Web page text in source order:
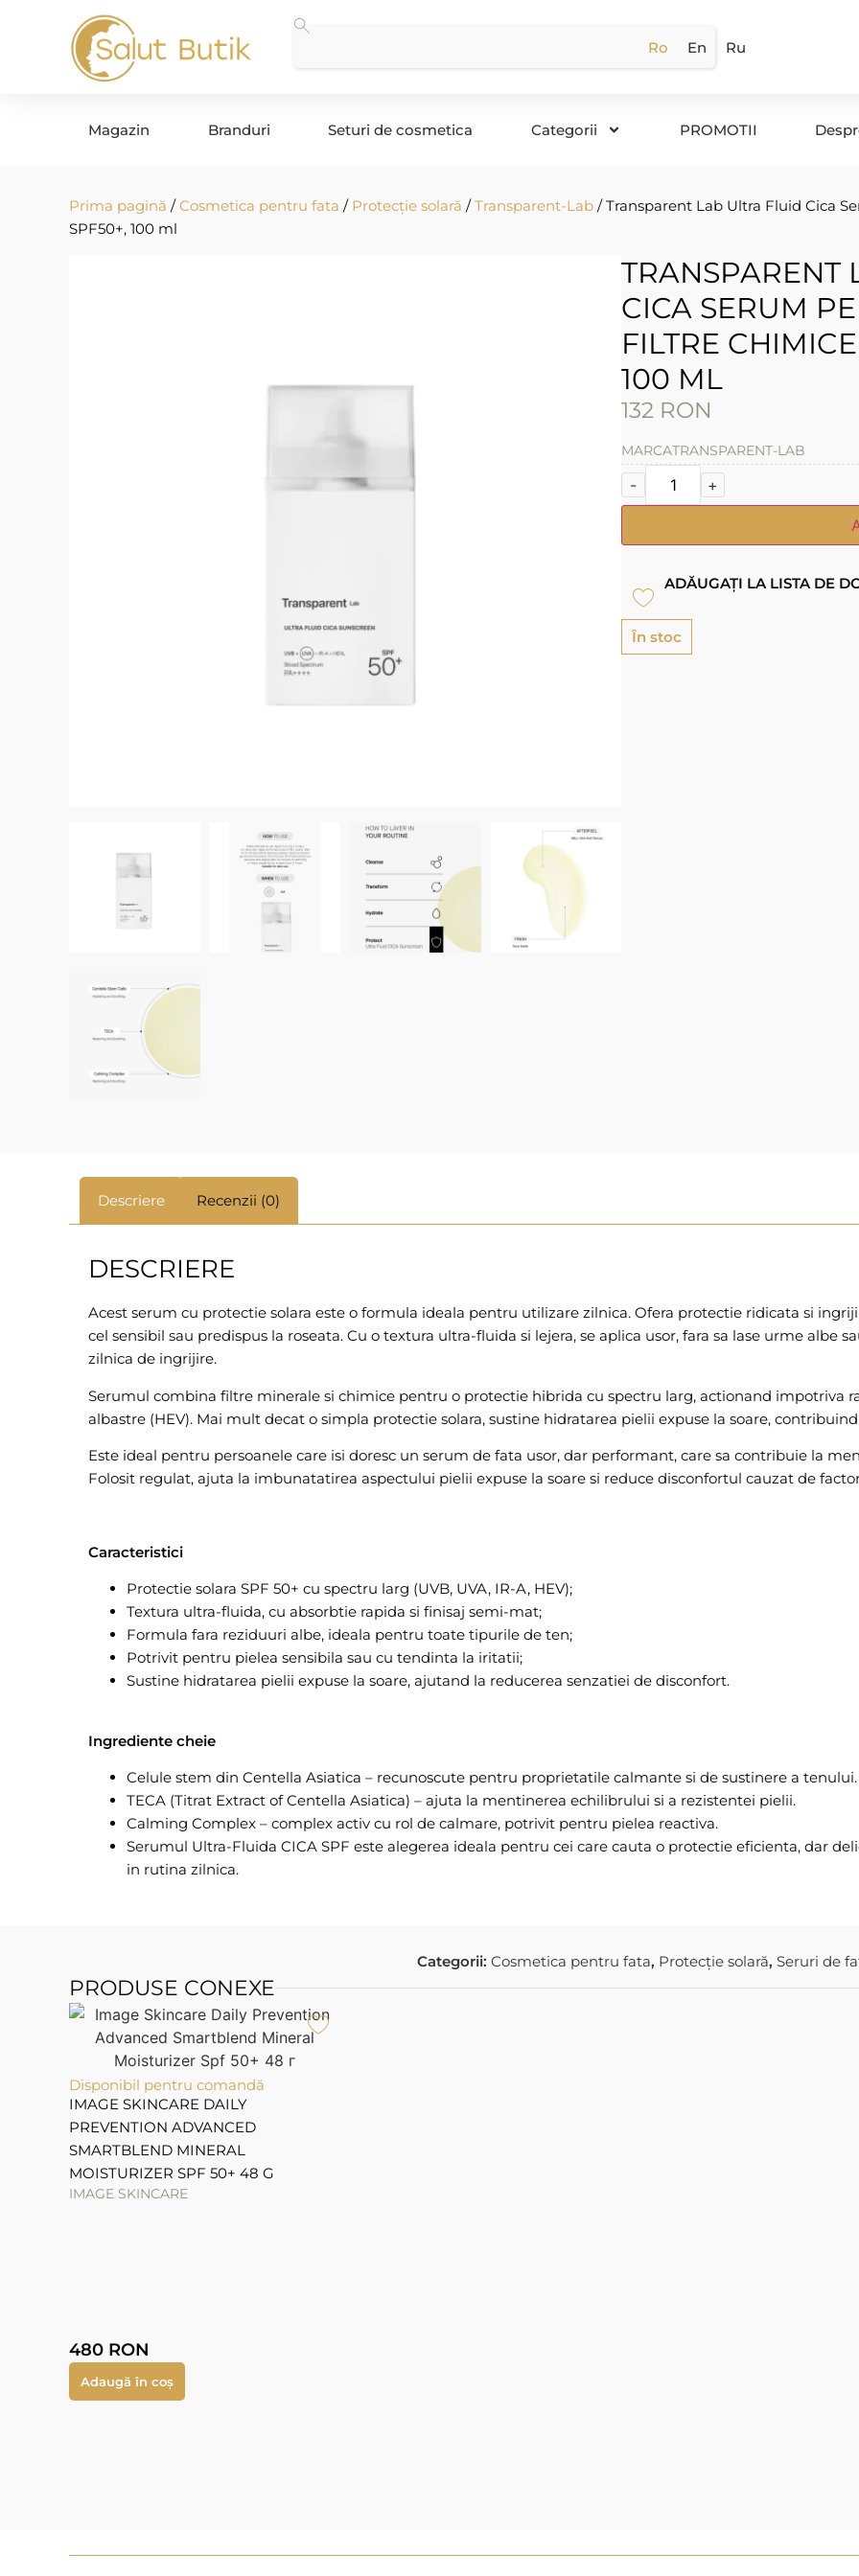
Ro En Ru
Magazin Branduri Seturi de cosmetica Categorii PROMOTII
Prima pagină /Cosmetica pentru fata / Protecție solară /Transparent-Lab / Transparent Lab Ultra Fluid Cica
SPF50+, 100 ml
TRANSPARENT
CICA SERUM
FILTRE
100 ML
132 RON
MARCATRANSPARENT-LAB
- +
ADĂUGAȚI LA LISTA DE
În stoc
Descriere Recenzii (0)
DESCRIERE
Acest serum cu protectie solara este o formula ideala pentru utilizare zilnica. Ofera protectie ridicata si
cel sensibil sau predispus la roseata. Cu o textura ultra-fluida si lejera, se aplica usor, fara sa lase urme albe
zilnica de ingrijire.
Serumul combina filtre minerale si chimice pentru o protectie hibrida cu spectru larg, actionand impotriva
albastre (HEV). Mai mult decat o simpla protectie solara, sustine hidratarea pielii expuse la soare,
Este ideal pentru persoanele care isi doresc un serum de fata usor, dar performant, care sa contribuie la
Folosit regulat, ajuta la imbunatatirea aspectului pielii expuse la soare si reduce disconfortul cauzat de
Caracteristici
Protectie solara SPF 50+ cu spectru larg (UVB, UVA, IR-A, HEV);
Textura ultra-fluida, cu absorbtie rapida si finisaj semi-mat;
Formula fara reziduuri albe, ideala pentru toate tipurile de ten;
Potrivit pentru pielea sensibila sau cu tendinta la iritatii;
Sustine hidratarea pielii expuse la soare, ajutand la reducerea senzatiei de disconfort.
Ingrediente cheie
Celule stem din Centella Asiatica – recunoscute pentru proprietatile calmante si de sustinere a tenului.
TECA (Titrat Extract of Centella Asiatica) – ajuta la mentinerea echilibrului si a rezistentei pielii.
Calming Complex – complex activ cu rol de calmare, potrivit pentru pielea reactiva.
Serumul Ultra-Fluida CICA SPF este alegerea ideala pentru cei care cauta o protectie eficienta, dar
in rutina zilnica.
Categorii: Cosmetica pentru fata, Protecție solară, Seruri de
PRODUSE CONEXE
Disponibil pentru comandă
IMAGE SKINCARE DAILY
PREVENTION ADVANCED
SMARTBLEND MINERAL
MOISTURIZER SPF 50+ 48 G
IMAGE SKINCARE
480 RON
Adaugă în coș